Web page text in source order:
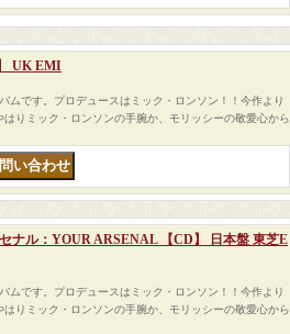
UK EMI
ムです。プロデュースはミック・ロンソン！！今作より
りミック・ロンソンの手腕か、モリッシーの敬愛心から
ナル：YOUR ARSENAL 【CD】 日本盤 東芝E
ムです。プロデュースはミック・ロンソン！！今作より
りミック・ロンソンの手腕か、モリッシーの敬愛心から